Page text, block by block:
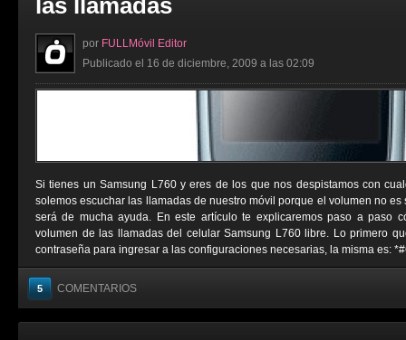
las llamadas
por FULLMóvil Editor
Publicado el 16 de diciembre, 2009 a las 02:09
Si tienes un Samsung L760 y eres de los que nos despistamos con
solemos escuchar las llamadas de nuestro móvil porque el volumen no
será de mucha ayuda. En este artículo te explicaremos paso a paso
volumen de las llamadas del celular Samsung L760 libre. Lo primero
contraseña para ingresar a las configuraciones necesarias, la misma es:
5 COMENTARIOS